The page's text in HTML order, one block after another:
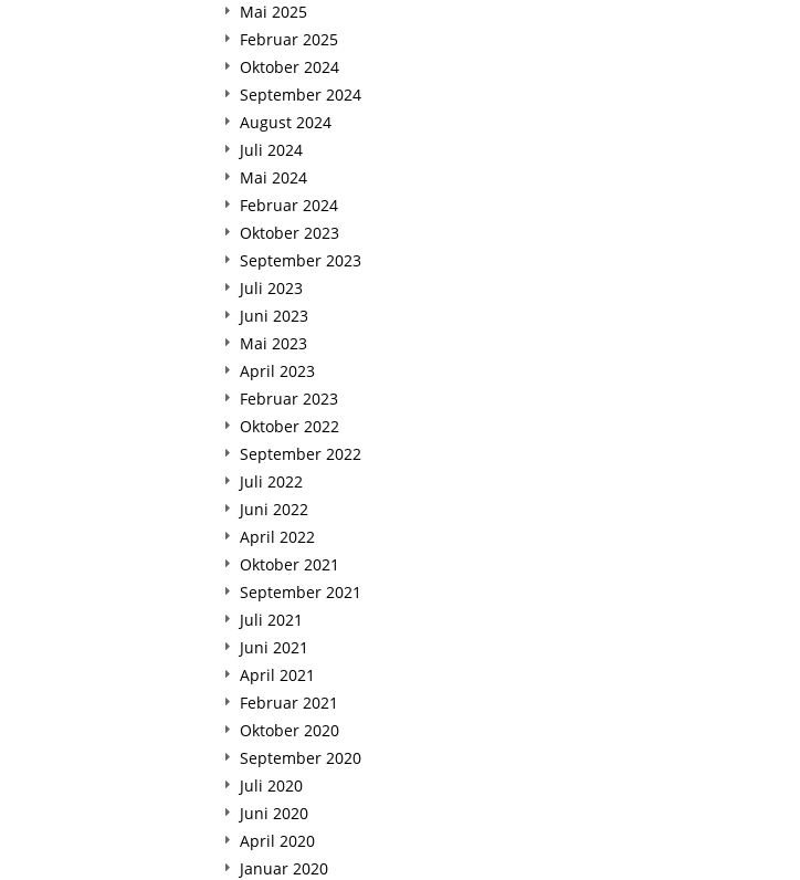
Mai 2025
Februar 2025
Oktober 2024
September 2024
August 2024
Juli 2024
Mai 2024
Februar 2024
Oktober 2023
September 2023
Juli 2023
Juni 2023
Mai 2023
April 2023
Februar 2023
Oktober 2022
September 2022
Juli 2022
Juni 2022
April 2022
Oktober 2021
September 2021
Juli 2021
Juni 2021
April 2021
Februar 2021
Oktober 2020
September 2020
Juli 2020
Juni 2020
April 2020
Januar 2020